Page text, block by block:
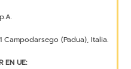
Campodarsego (Padua), Italia.
EN UE: